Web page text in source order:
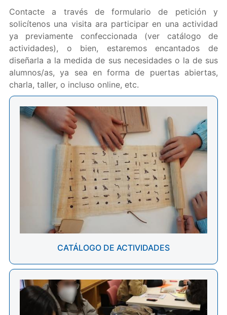
Contacte a través de formulario de petición y
solicítenos una visita ara participar en una actividad
ya previamente confeccionada (ver catálogo de
actividades), o bien, estaremos encantados de
diseñarla a la medida de sus necesidades o la de sus
alumnos/as, ya sea en forma de puertas abiertas,
charla, taller, o incluso online, etc.
CATÁLOGO DE ACTIVIDADES